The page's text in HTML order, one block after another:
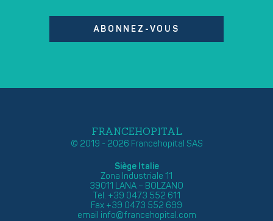
ABONNEZ-VOUS
FRANCEHOPITAL
© 2019 - 2026 Francehopital SAS
Siège Italie
Zona Industriale 11
39011 LANA – BOLZANO
Tel. +39 0473 552 611
Fax +39 0473 552 699
email info@francehopital.com